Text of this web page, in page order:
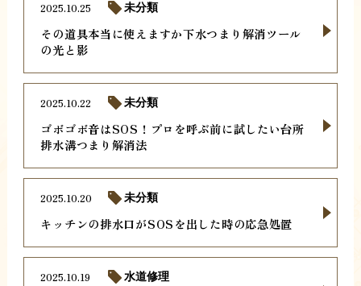
その道具本当に使えますか下水つまり解消ツール
の光と影
2025.10.25 未分類
ゴボゴボ音はSOS！プロを呼ぶ前に試したい台所
排水溝つまり解消法
2025.10.22 未分類
キッチンの排水口がSOSを出した時の応急処置
2025.10.20 未分類
2025.10.19 水道修理